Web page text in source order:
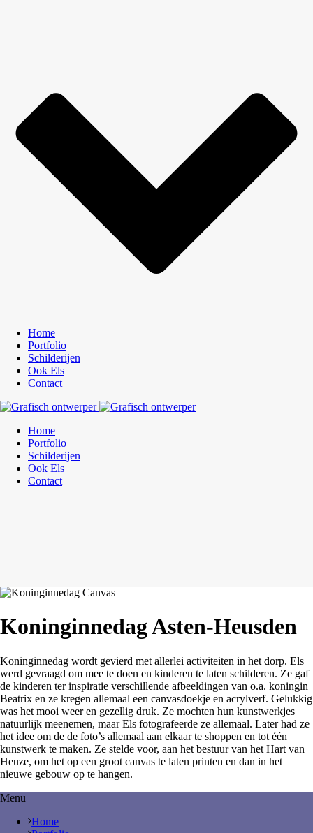
Home
Portfolio
Schilderijen
Ook Els
Contact
Home
Portfolio
Schilderijen
Ook Els
Contact
Koninginnedag Asten-Heusden
Koninginnedag wordt gevierd met allerlei activiteiten in het dorp. Els
werd gevraagd om mee te doen en kinderen te laten schilderen. Ze gaf
de kinderen ter inspiratie verschillende afbeeldingen van o.a. koningin
Beatrix en ze kregen allemaal een canvasdoekje en acrylverf. Gelukkig
was het mooi weer en gezellig druk. Ze mochten hun kunstwerkjes
natuurlijk meenemen, maar Els fotografeerde ze allemaal. Later had ze
het idee om de de foto’s allemaal aan elkaar te shoppen en tot één
kunstwerk te maken. Ze stelde voor, aan het bestuur van het Hart van
Heuze, om het op een groot canvas te laten printen en dan in het
nieuwe gebouw op te hangen.
Menu
Home